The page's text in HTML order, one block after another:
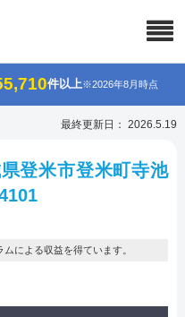
件以上※2026年8月時点
最終更新日： 2026.5.19
登米市登米町寺池
による収益を得ています。